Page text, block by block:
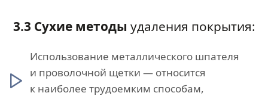
3.3 Сухие методы удаления покрытия:
Использование металлического шпателя
и проволочной щетки — относится
к наиболее трудоемким способам,